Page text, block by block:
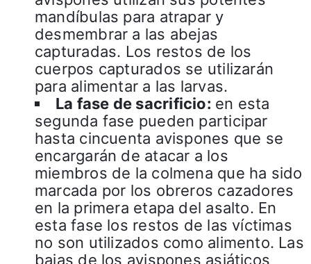
mandíbulas para atrapar y
desmembrar a las abejas
capturadas. Los restos de los
cuerpos capturados se utilizarán
para alimentar a las larvas.
La fase de sacrificio: en esta
segunda fase pueden participar
hasta cincuenta avispones que se
encargarán de atacar a los
miembros de la colmena que ha sido
marcada por los obreros cazadores
en la primera etapa del asalto. En
esta fase los restos de las víctimas
no son utilizados como alimento. Las
bajas de los avispones asiáticos